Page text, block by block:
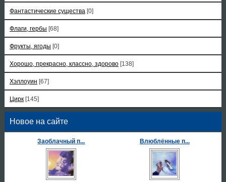
Фантастические существа [0]
Флаги, гербы [68]
Фрукты, ягоды [0]
Хорошо, прекрасно, классно, здорово [138]
Хэллоуин [67]
Цирк [145]
Новое на сайте
Заоблачный п... Влюблённые п...